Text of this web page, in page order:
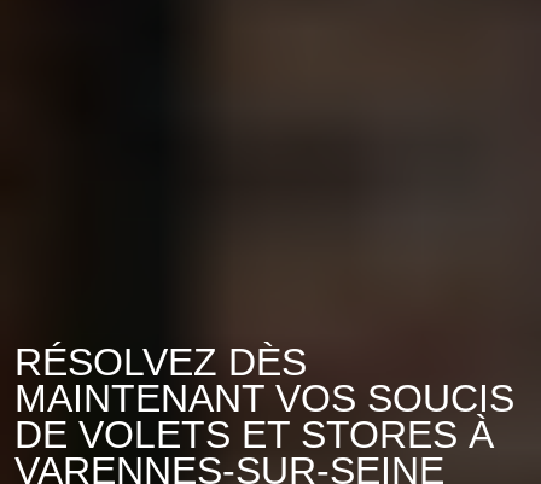
RÉSOLVEZ DÈS
MAINTENANT VOS SOUCIS
DE VOLETS ET STORES À
VARENNES-SUR-SEINE